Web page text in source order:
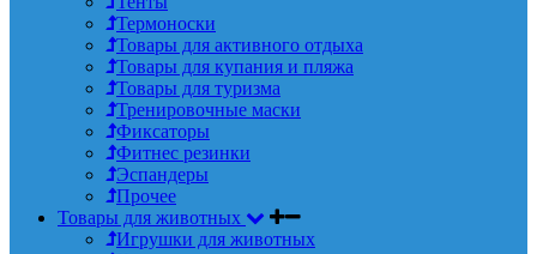
Термоноски
Товары для активного отдыха
Товары для купания и пляжа
Товары для туризма
Тренировочные маски
Фиксаторы
Фитнес резинки
Эспандеры
Прочее
Товары для животных
Игрушки для животных